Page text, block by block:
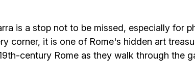
is a stop not to be missed, especially for
corner, it is one of Rome's hidden art
century Rome as they walk through the